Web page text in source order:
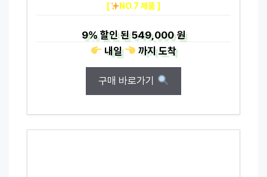
[ NO.7 제품 ]
9%할인 된549,000 원
내일
까지도착
구매 바로가기